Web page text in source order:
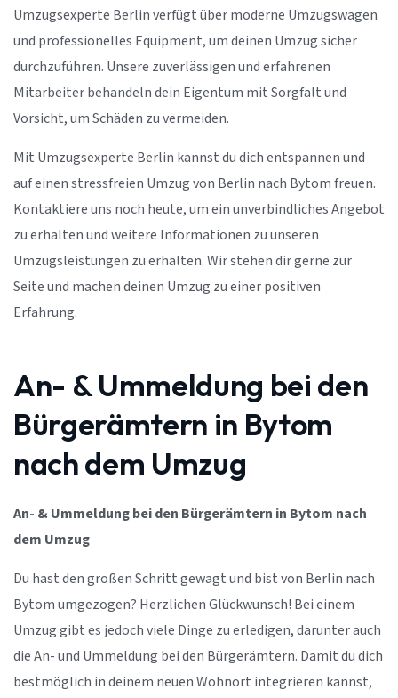
Umzugsexperte Berlin verfügt über moderne Umzugswagen
und professionelles Equipment, um deinen Umzug sicher
durchzuführen. Unsere zuverlässigen und erfahrenen
Mitarbeiter behandeln dein Eigentum mit Sorgfalt und
Vorsicht, um Schäden zu vermeiden.
Mit Umzugsexperte Berlin kannst du dich entspannen und
auf einen stressfreien Umzug von Berlin nach Bytom freuen.
Kontaktiere uns noch heute, um ein unverbindliches Angebot
zu erhalten und weitere Informationen zu unseren
Umzugsleistungen zu erhalten. Wir stehen dir gerne zur
Seite und machen deinen Umzug zu einer positiven
Erfahrung.
An- & Ummeldung bei den
Bürgerämtern in Bytom
nach dem Umzug
An- & Ummeldung bei den Bürgerämtern in Bytom nach
dem Umzug
Du hast den großen Schritt gewagt und bist von Berlin nach
Bytom umgezogen? Herzlichen Glückwunsch! Bei einem
Umzug gibt es jedoch viele Dinge zu erledigen, darunter auch
die An- und Ummeldung bei den Bürgerämtern. Damit du dich
bestmöglich in deinem neuen Wohnort integrieren kannst,